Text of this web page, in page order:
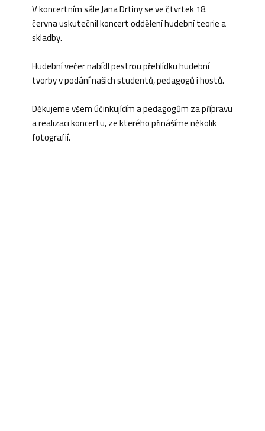
V koncertním sále Jana Drtiny se ve čtvrtek 18.
června uskutečnil koncert oddělení hudební teorie a
skladby.
Hudební večer nabídl pestrou přehlídku hudební
tvorby v podání našich studentů, pedagogů i hostů.
Děkujeme všem účinkujícím a pedagogům za přípravu
a realizaci koncertu, ze kterého přinášíme několik
fotografií.